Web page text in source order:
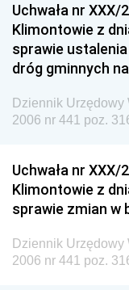
Uchwała nr
Klimontowie z
sprawie
dróg gminnych
Dziennik
2006 nr 441 poz.
Uchwała nr
Klimontowie z
sprawie zmian w
Dziennik
2006 nr 441 poz.